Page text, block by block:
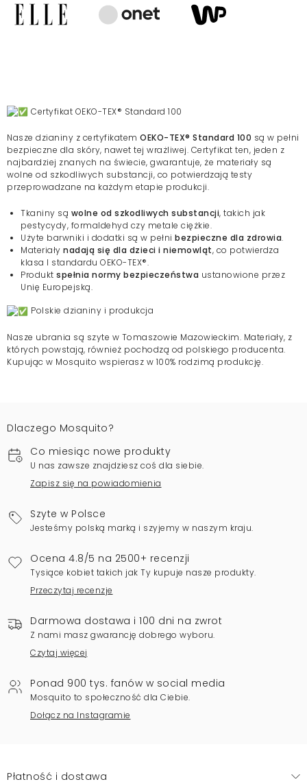
Certyfikat OEKO-TEX® Standard 100
Nasze dzianiny z certyfikatem OEKO-TEX® Standard 100 są w pełni
bezpieczne dla skóry, nawet tej wrażliwej. Certyfikat ten, jeden z
najbardziej znanych na świecie, gwarantuje, że materiały są
wolne od szkodliwych substancji, co potwierdzają testy
przeprowadzane na każdym etapie produkcji.
Tkaniny są wolne od szkodliwych substancji, takich jak
pestycydy, formaldehyd czy metale ciężkie.
Użyte barwniki i dodatki są w pełni bezpieczne dla zdrowia.
Materiały nadają się dla dzieci i niemowląt, co potwierdza
klasa I standardu OEKO-TEX®.
Produkt spełnia normy bezpieczeństwa ustanowione przez
Unię Europejską.
Polskie dzianiny i produkcja
Nasze ubrania są szyte w Tomaszowie Mazowieckim. Materiały, z
których powstają, również pochodzą od polskiego producenta.
Kupując w Mosquito wspierasz w 100% rodzimą produkcję.
Dlaczego Mosquito?
Co miesiąc nowe produkty
U nas zawsze znajdziesz coś dla siebie.
Zapisz się na powiadomienia
Szyte w Polsce
Jesteśmy polską marką i szyjemy w naszym kraju.
Ocena 4.8/5 na 2500+ recenzji
Tysiące kobiet takich jak Ty kupuje nasze produkty.
Przeczytaj recenzje
Darmowa dostawa i 100 dni na zwrot
Z nami masz gwarancję dobrego wyboru.
Czytaj więcej
Ponad 900 tys. fanów w social media
Mosquito to społeczność dla Ciebie.
Dołącz na Instagramie
Płatność i dostawa